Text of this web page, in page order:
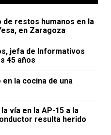
de restos humanos en la
en Zaragoza
jefa de Informativos
45 años
la cocina de una
vía en la AP-15 a la
resulta herido